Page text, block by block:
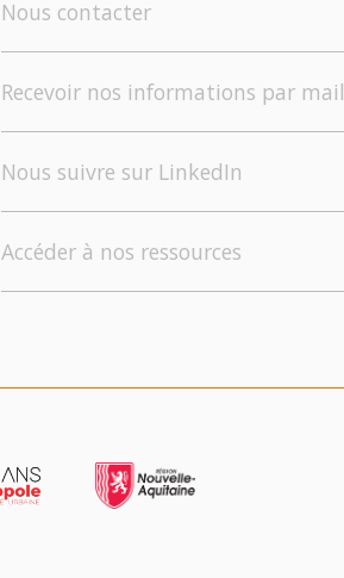
Nous contacter
Recevoir nos informations par mail
Nous suivre sur LinkedIn
Accéder à nos ressources